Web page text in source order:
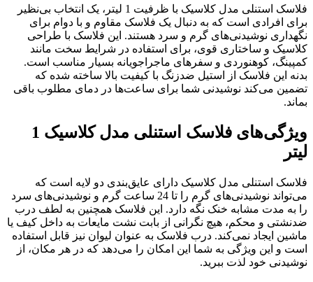
فلاسک استنلی مدل کلاسیک با ظرفیت 1 لیتر، یک انتخاب بی‌نظیر
برای افرادی است که به دنبال یک فلاسک مقاوم و با دوام برای
نگهداری نوشیدنی‌های گرم و سرد هستند. این فلاسک با طراحی
کلاسیک و ساختاری قوی، برای استفاده در شرایط سخت مانند
کمپینگ، کوهنوردی و سفرهای ماجراجویانه بسیار مناسب است.
بدنه این فلاسک از استیل ضدزنگ با کیفیت بالا ساخته شده که
تضمین می‌کند نوشیدنی شما برای ساعت‌ها در دمای مطلوب باقی
بماند.
ویژگی‌های فلاسک استنلی مدل کلاسیک 1
لیتر
فلاسک استنلی مدل کلاسیک دارای عایق‌بندی دو لایه است که
می‌تواند نوشیدنی‌های گرم را تا 24 ساعت گرم و نوشیدنی‌های سرد
را به مدت مشابه خنک نگه دارد. این فلاسک همچنین به لطف درب
ضدنشتی و محکم، هیچ نگرانی از بابت نشت مایعات به داخل کیف یا
ماشین ایجاد نمی‌کند. درب فلاسک به عنوان لیوان نیز قابل استفاده
است و این ویژگی به شما این امکان را می‌دهد که در هر مکان، از
نوشیدنی خود لذت ببرید.